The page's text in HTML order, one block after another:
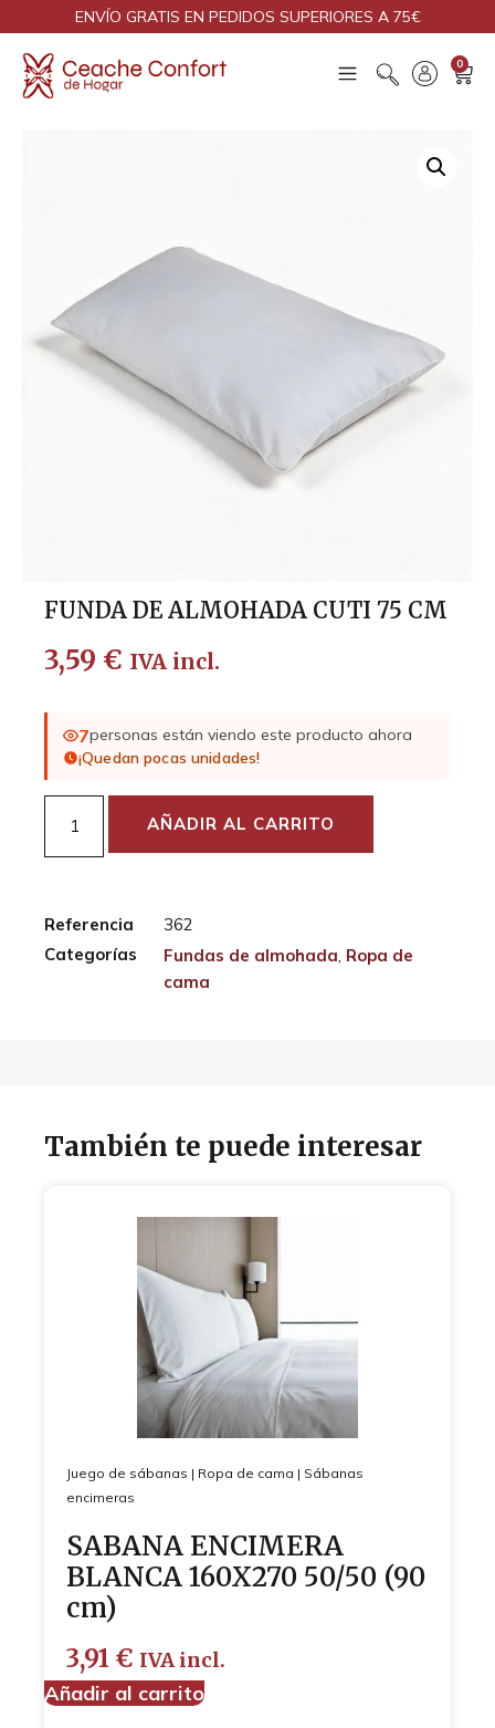
ENVÍO GRATIS EN PEDIDOS SUPERIORES A 75€
0
FUNDA DE ALMOHADA CUTI 75 CM
3,59 € IVA incl.
7personas están viendo este producto ahora
¡Quedan pocas unidades!
AÑADIR AL CARRITO
Referencia
362
Categorías
Fundas de almohada Ropa de
cama
También te puede interesar
Juego de sábanas | Ropa de cama | Sábanas
encimeras
SABANA ENCIMERA
BLANCA 160X270 50/50 (90
cm)
3,91 € IVA incl.
Añadir al carrito